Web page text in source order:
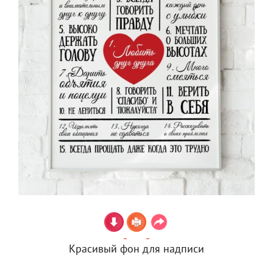
Красивый фон для надписи